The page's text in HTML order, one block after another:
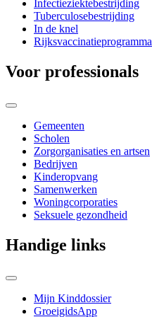
Infectieziektebestrijding
Tuberculosebestrijding
In de knel
Rijksvaccinatieprogramma
Voor professionals
Gemeenten
Scholen
Zorgorganisaties en artsen
Bedrijven
Kinderopvang
Samenwerken
Woningcorporaties
Seksuele gezondheid
Handige links
Mijn Kinddossier
GroeigidsApp